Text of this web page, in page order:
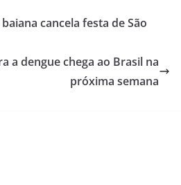
cancela festa de São
a dengue chega ao Brasil na
próxima semana